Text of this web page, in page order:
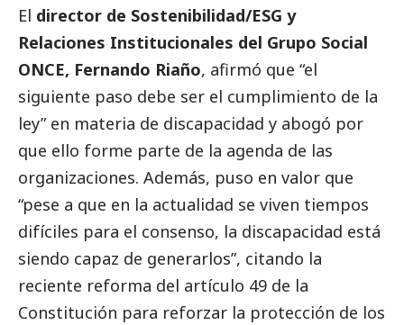
El director de Sostenibilidad/ESG y
Relaciones Institucionales del Grupo Social
ONCE, Fernando Riaño, afirmó que “el
siguiente paso debe ser el cumplimiento de la
ley” en materia de discapacidad y abogó por
que ello forme parte de la agenda de las
organizaciones. Además, puso en valor que
“pese a que en la actualidad se viven tiempos
difíciles para el consenso, la discapacidad está
siendo capaz de generarlos”, citando la
reciente reforma del artículo 49 de la
Constitución para reforzar la protección de los